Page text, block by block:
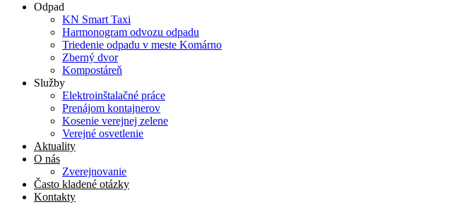
Odpad
KN Smart Taxi
Harmonogram odvozu odpadu
Triedenie odpadu v meste Komárno
Zberný dvor
Kompostáreň
Služby
Elektroinštalačné práce
Prenájom kontajnerov
Kosenie verejnej zelene
Verejné osvetlenie
Aktuality
O nás
Zverejnovanie
Často kladené otázky
Kontakty